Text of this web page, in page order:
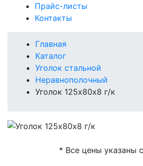
Прайс-листы
Контакты
Главная
Каталог
Уголок стальной
Неравнополочный
Уголок 125х80х8 г/к
* Все цены указаны